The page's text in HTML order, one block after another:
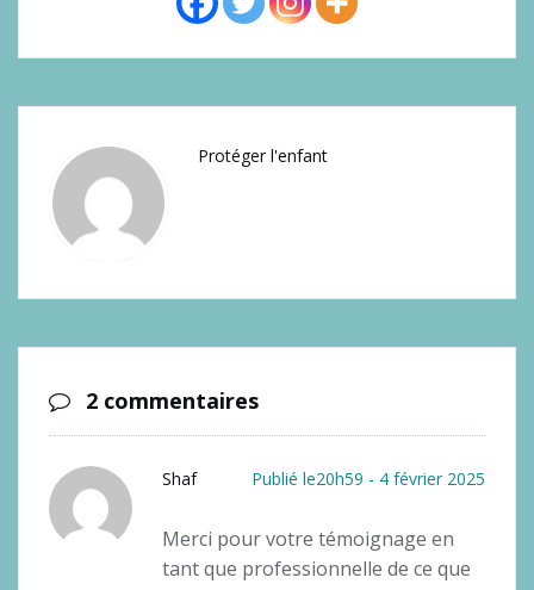
Protéger l'enfant
2 commentaires
Shaf Publié le20h59 - 4 février 2025
Merci pour votre témoignage en
tant que professionnelle de ce que